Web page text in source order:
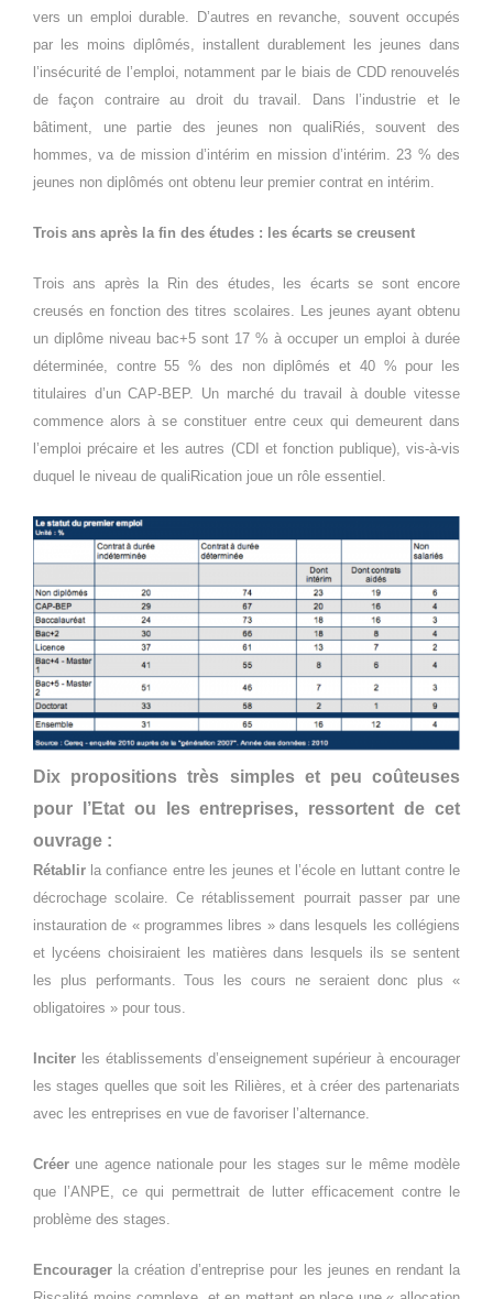
vers un emploi durable. D’autres en revanche, souvent occupés
par les moins diplômés, installent durablement les jeunes dans
l’insécurité de l’emploi, notamment par le biais de CDD renouvelés
de façon contraire au droit du travail. Dans l’industrie et le
bâtiment, une partie des jeunes non qualiRiés, souvent des
hommes, va de mission d’intérim en mission d’intérim. 23 % des
jeunes non diplômés ont obtenu leur premier contrat en intérim.
Trois ans après la fin des études : les écarts se creusent
Trois ans après la Rin des études, les écarts se sont encore
creusés en fonction des titres scolaires. Les jeunes ayant obtenu
un diplôme niveau bac+5 sont 17 % à occuper un emploi à durée
déterminée, contre 55 % des non diplômés et 40 % pour les
titulaires d’un CAP-BEP. Un marché du travail à double vitesse
commence alors à se constituer entre ceux qui demeurent dans
l’emploi précaire et les autres (CDI et fonction publique), vis-à-vis
duquel le niveau de qualiRication joue un rôle essentiel.
Dix propositions très simples et peu coûteuses
pour l’Etat ou les entreprises, ressortent de cet
ouvrage :
Rétablir la confiance entre les jeunes et l’école en luttant contre le
décrochage scolaire. Ce rétablissement pourrait passer par une
instauration de « programmes libres » dans lesquels les collégiens
et lycéens choisiraient les matières dans lesquels ils se sentent
les plus performants. Tous les cours ne seraient donc plus «
obligatoires » pour tous.
Inciter les établissements d’enseignement supérieur à encourager
les stages quelles que soit les Rilières, et à créer des partenariats
avec les entreprises en vue de favoriser l’alternance.
Créer une agence nationale pour les stages sur le même modèle
que l’ANPE, ce qui permettrait de lutter efficacement contre le
problème des stages.
Encourager la création d’entreprise pour les jeunes en rendant la